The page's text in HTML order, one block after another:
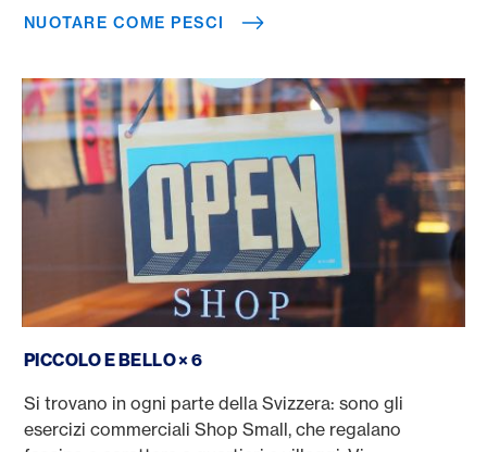
NUOTARE COME PESCI
PICCOLO E BELLO × 6
Si trovano in ogni parte della Svizzera: sono gli
esercizi commerciali Shop Small, che regalano